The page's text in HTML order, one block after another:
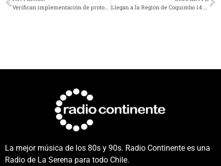
Verifican implementación de protocolos en casino Enjoy para el retorno seguro de trabajadores Llegan a la Región de Coquimbo 14 mil nuevas dosis de vacunas contra el Covid_19
La mejor música de los 80s y 90s. Radio Continente es una
Radio de La Serena para todo Chile.